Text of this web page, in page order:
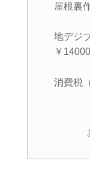
屋根裏
地デジ
￥14000
消費税